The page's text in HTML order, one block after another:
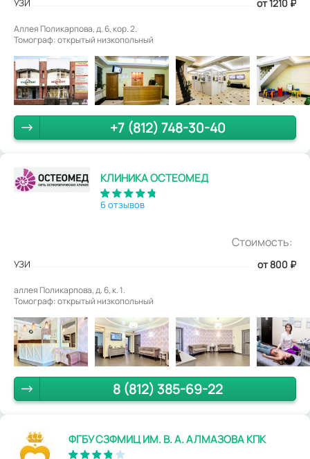
УЗИ от 1210 ₽
Аллея Поликарпова, д. 6, кор. 2.
Томограф: открытый низкопольный
+7 (812) 748-30-40
КЛИНИКА ОСТЕОМЕД
6 отзывов
Стоимость:
УЗИ от 800 ₽
аллея Поликарпова, д. 6, к. 1.
Томограф: открытый низкопольный
8 (812) 385-69-22
ФГБУ СЗФМИЦ ИМ. В. А. АЛМАЗОВА КПК